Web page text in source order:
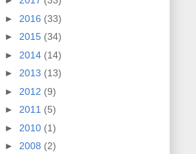
► 2016 (33)
► 2015 (34)
► 2014 (14)
► 2013 (13)
► 2012 (9)
► 2011 (5)
► 2010 (1)
► 2008 (2)